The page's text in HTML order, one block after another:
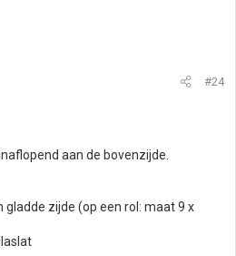
#24
aan de bovenzijde.
gladde zijde (op een rol: maat 9 x